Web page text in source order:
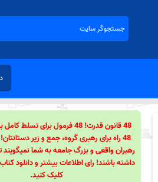
48 قانون قدرت! 48 فرمول برای تسلط
رهبران واقعی و بزرگ جامعه به شما نمیگویند
داشته باشند! رای اطلاعات بیشتر و دانلود
کلیک کنید.